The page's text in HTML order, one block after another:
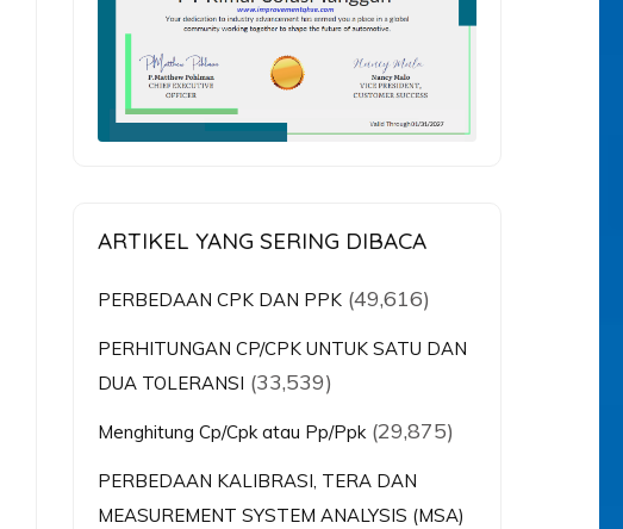
ARTIKEL YANG SERING DIBACA
PERBEDAAN CPK DAN PPK (49,616)
PERHITUNGAN CP/CPK UNTUK SATU DAN
DUA TOLERANSI (33,539)
Menghitung Cp/Cpk atau Pp/Ppk (29,875)
PERBEDAAN KALIBRASI, TERA DAN
MEASUREMENT SYSTEM ANALYSIS (MSA)